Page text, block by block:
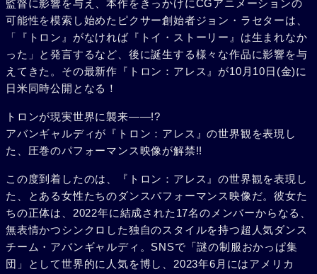
監督に影響を与え、本作をきっかけにCGアニメーションの
可能性を模索し始めたピクサー創始者ジョン・ラセターは、
「『トロン』がなければ『トイ・ストーリー』は生まれなか
った」と発言するなど、後に誕生する様々な作品に影響を与
えてきた。その最新作『トロン：アレス』が10月10日(金)に
日米同時公開となる！
トロンが現実世界に襲来――!?
アバンギャルディが『トロン：アレス』の世界観を表現し
た、圧巻のパフォーマンス映像が解禁!!
この度到着したのは、『トロン：アレス』の世界観を表現し
た、とある女性たちのダンスパフォーマンス映像だ。彼女た
ちの正体は、2022年に結成された17名のメンバーからなる、
無表情かつシンクロした独自のスタイルを持つ超人気ダンス
チーム・アバンギャルディ。SNSで「謎の制服おかっぱ集
団」として世界的に人気を博し、2023年6月にはアメリカ